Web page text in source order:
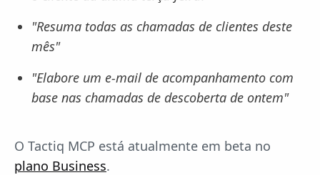
"Resuma todas as chamadas de clientes deste
mês"
"Elabore um e-mail de acompanhamento com
base nas chamadas de descoberta de ontem"
O Tactiq MCP está atualmente em beta no
plano Business.